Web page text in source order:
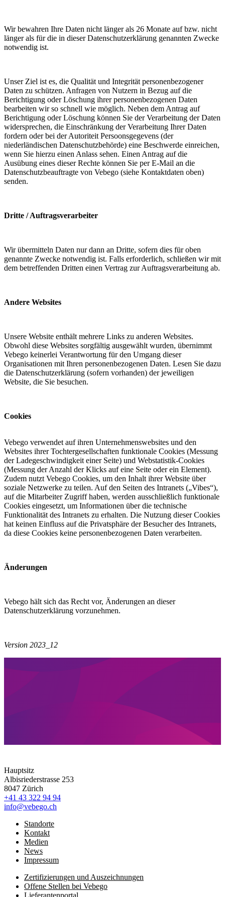
Wir bewahren Ihre Daten nicht länger als 26 Monate auf bzw. nicht
länger als für die in dieser Datenschutzerklärung genannten Zwecke
notwendig ist.
Unser Ziel ist es, die Qualität und Integrität personenbezogener
Daten zu schützen. Anfragen von Nutzern in Bezug auf die
Berichtigung oder Löschung ihrer personenbezogenen Daten
bearbeiten wir so schnell wie möglich. Neben dem Antrag auf
Berichtigung oder Löschung können Sie der Verarbeitung der Daten
widersprechen, die Einschränkung der Verarbeitung Ihrer Daten
fordern oder bei der Autoriteit Persoonsgegevens (der
niederländischen Datenschutzbehörde) eine Beschwerde einreichen,
wenn Sie hierzu einen Anlass sehen. Einen Antrag auf die
Ausübung eines dieser Rechte können Sie per E-Mail an die
Datenschutzbeauftragte von Vebego (siehe Kontaktdaten oben)
senden.
Dritte / Auftragsverarbeiter
Wir übermitteln Daten nur dann an Dritte, sofern dies für oben
genannte Zwecke notwendig ist. Falls erforderlich, schließen wir mit
dem betreffenden Dritten einen Vertrag zur Auftragsverarbeitung ab.
Andere Websites
Unsere Website enthält mehrere Links zu anderen Websites.
Obwohl diese Websites sorgfältig ausgewählt wurden, übernimmt
Vebego keinerlei Verantwortung für den Umgang dieser
Organisationen mit Ihren personenbezogenen Daten. Lesen Sie dazu
die Datenschutzerklärung (sofern vorhanden) der jeweiligen
Website, die Sie besuchen.
Cookies
Vebego verwendet auf ihren Unternehmenswebsites und den
Websites ihrer Tochtergesellschaften funktionale Cookies (Messung
der Ladegeschwindigkeit einer Seite) und Webstatistik-Cookies
(Messung der Anzahl der Klicks auf eine Seite oder ein Element).
Zudem nutzt Vebego Cookies, um den Inhalt ihrer Website über
soziale Netzwerke zu teilen. Auf den Seiten des Intranets („Vibes“),
auf die Mitarbeiter Zugriff haben, werden ausschließlich funktionale
Cookies eingesetzt, um Informationen über die technische
Funktionalität des Intranets zu erhalten. Die Nutzung dieser Cookies
hat keinen Einfluss auf die Privatsphäre der Besucher des Intranets,
da diese Cookies keine personenbezogenen Daten verarbeiten.
Änderungen
Vebego hält sich das Recht vor, Änderungen an dieser
Datenschutzerklärung vorzunehmen.
Version 2023_12
Hauptsitz
Albisriederstrasse 253
8047 Zürich
+41 43 322 94 94
info@vebego.ch
Standorte
Kontakt
Medien
News
Impressum
Zertifizierungen und Auszeichnungen
Offene Stellen bei Vebego
Lieferantenportal